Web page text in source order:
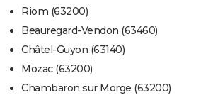
Riom (63200)
Beauregard-Vendon (63460)
Châtel-Guyon (63140)
Mozac (63200)
Chambaron sur Morge (63200)